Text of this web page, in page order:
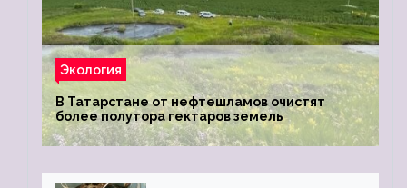
Экология
В Татарстане от нефтешламов очистят
более полутора гектаров земель